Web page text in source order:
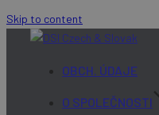
Skip to content
OBCH. ÚDAJE
O SPOLEČNOSTI